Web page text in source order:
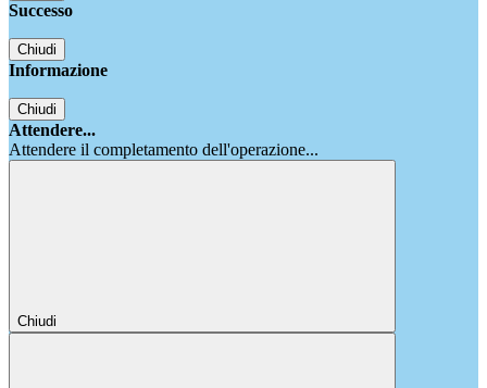
Successo
Chiudi
Informazione
Chiudi
Attendere...
Attendere il completamento dell'operazione...
Chiudi